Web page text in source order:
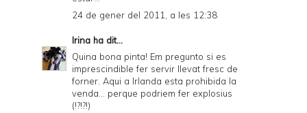
24 de gener del 2011, a les 12:38
Irina ha dit...
Quina bona pinta! Em pregunto si es
imprescindible fer servir llevat fresc de
forner. Aqui a Irlanda esta prohibida la
venda... perque podriem fer explosius
(!?!?!)